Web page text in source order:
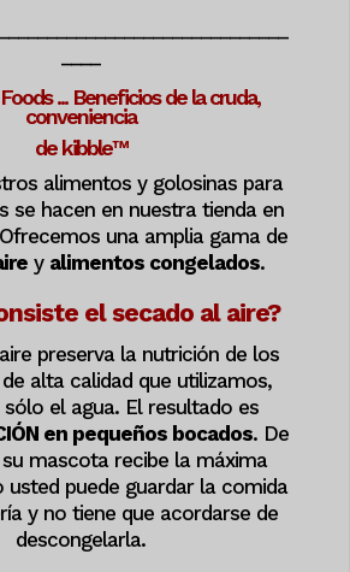
... Beneficios de la cruda,
conveniencia
de kibble™
alimentos y golosinas para
se hacen en nuestra tienda en
una amplia gama de
y alimentos congelados.
el secado al aire?
preserva la nutrición de los
alta calidad que utilizamos,
sólo el agua. El resultado es
en pequeños bocados. De
mascota recibe la máxima
usted puede guardar la comida
y no tiene que acordarse de
descongelarla.